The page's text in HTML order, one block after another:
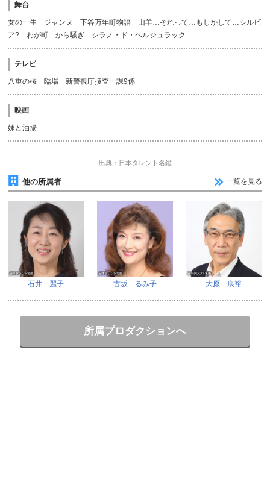
舞台
女の一生 ジャンヌ 下谷万年町物語 山羊…それって…もしかして…シルビ
ア? わが町 から騒ぎ シラノ・ド・ベルジュラック
テレビ
八重の桜 臨場 新警視庁捜査一課9係
映画
妹と油揚
出典：日本タレント名鑑
他の所属者 一覧を見る
石井 麗子 古坂 るみ子 大原 康裕
所属プロダクションへ